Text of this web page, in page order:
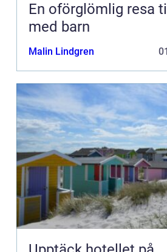
En oförglömlig resa
med barn
Malin Lindgren